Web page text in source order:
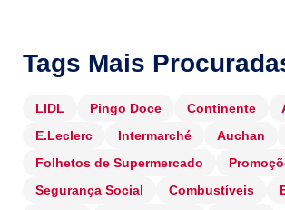
Tags Mais
LIDL Pingo Doce Continente
E.Leclerc
Intermarché Auchan
Folhetos de Supermercado
Segurança Social
Combustíveis